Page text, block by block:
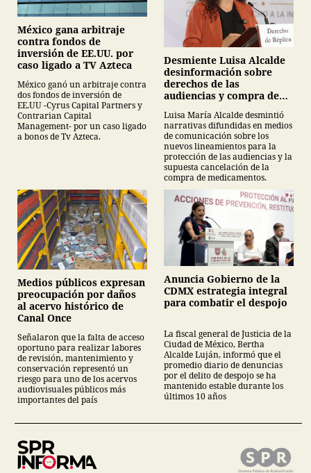
México gana arbitraje
contra fondos de
inversión de EE.UU. por
caso ligado a TV Azteca
México ganó un arbitraje contra
dos fondos de inversión de
EE.UU -Cyrus Capital Partners y
Contrarian Capital
Management- por un caso ligado
a bonos de Tv Azteca.
Desmiente Luisa Alcalde
desinformación sobre
derechos de las
audiencias y compra de
Luisa María Alcalde desmintió
narrativas difundidas en medios
de comunicación sobre los
nuevos lineamientos para la
protección de las audiencias y la
supuesta cancelación de la
compra de medicamentos.
Medios públicos expresan
preocupación por daños
al acervo histórico de
Canal Once
Señalaron que la falta de acceso
oportuno para realizar labores
de revisión, mantenimiento y
conservación representó un
riesgo para uno de los acervos
audiovisuales públicos más
importantes del país
Anuncia Gobierno de la
CDMX estrategia integral
para combatir el despojo
La fiscal general de Justicia de la
Ciudad de México, Bertha
Alcalde Luján, informó que el
promedio diario de denuncias
por el delito de despojo se ha
mantenido estable durante los
últimos 10 años